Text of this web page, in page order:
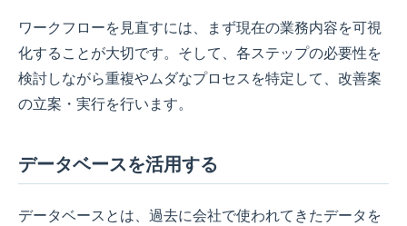
ワークフローを見直すには、まず現在の業務内容を可視
化することが大切です。そして、各ステップの必要性を
検討しながら重複やムダなプロセスを特定して、改善案
の立案・実行を行います。
データベースを活用する
データベースとは、過去に会社で使われてきたデータを